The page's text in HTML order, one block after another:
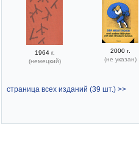
1964 г.
(немецкий)
2000 г.
(не указан)
страница всех изданий (39 шт.) >>